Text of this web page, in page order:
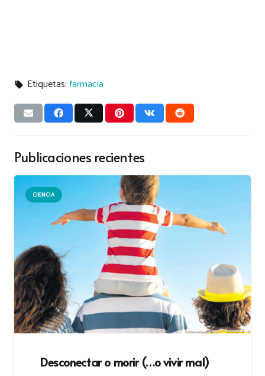
local_offer Etiquetas:farmacia
Publicaciones recientes
CIENCIA
Desconectar o morir (…o vivir mal)